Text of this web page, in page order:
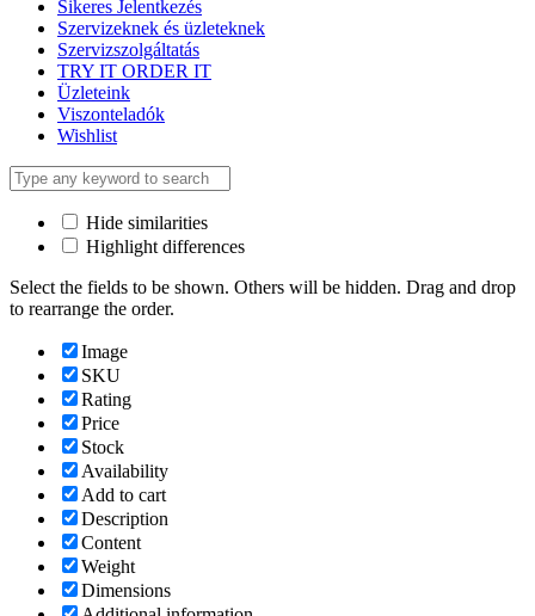
Sikeres Jelentkezés
Szervizeknek és üzleteknek
Szervizszolgáltatás
TRY IT ORDER IT
Üzleteink
Viszonteladók
Wishlist
Hide similarities
Highlight differences
Select the fields to be shown. Others will be hidden. Drag and drop
to rearrange the order.
Image
SKU
Rating
Price
Stock
Availability
Add to cart
Description
Content
Weight
Dimensions